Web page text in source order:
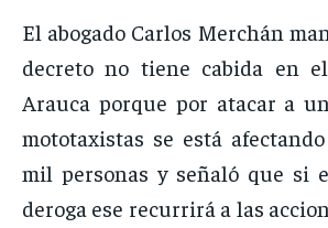
El abogado Carlos Merchán
decreto no tiene cabida en
Arauca porque por atacar a
mototaxistas se está
mil personas y señaló que si
deroga ese recurrirá a las